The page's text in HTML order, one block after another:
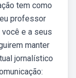
tem como
professor
e a seus
manter
jornalístico